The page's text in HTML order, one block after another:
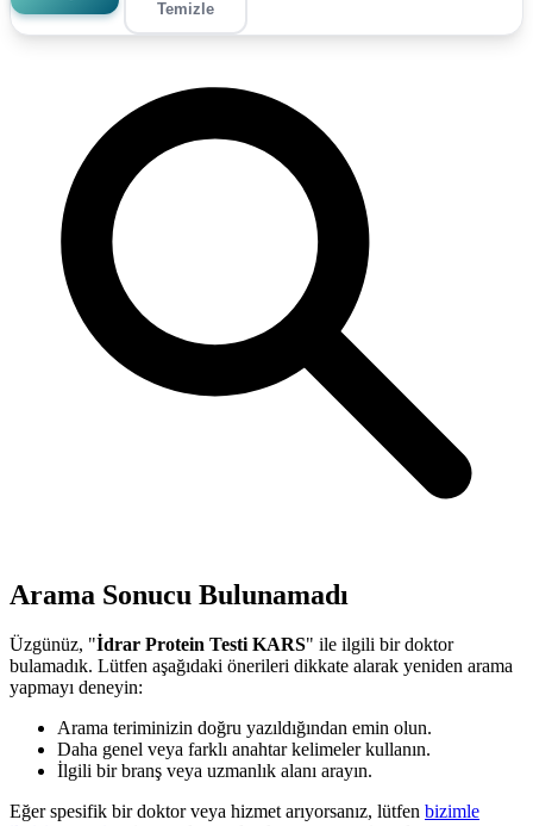
Temizle
Arama Sonucu Bulunamadı
Üzgünüz, "İdrar Protein Testi KARS" ile ilgili bir doktor
bulamadık. Lütfen aşağıdaki önerileri dikkate alarak yeniden arama
yapmayı deneyin:
Arama teriminizin doğru yazıldığından emin olun.
Daha genel veya farklı anahtar kelimeler kullanın.
İlgili bir branş veya uzmanlık alanı arayın.
Eğer spesifik bir doktor veya hizmet arıyorsanız, lütfen bizimle